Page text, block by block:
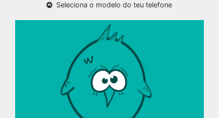
Seleciona o modelo do teu telefone